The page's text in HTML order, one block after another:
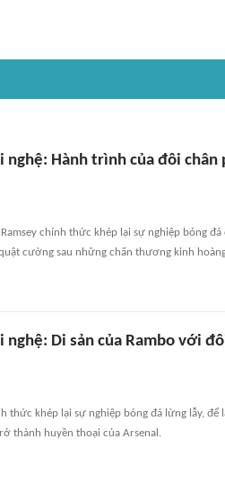
nghệ: Hành trình của đôi
chính thức khép lại sự nghiệp bóng
cường sau những chấn thương kinh
nghệ: Di sản của Rambo với
thức khép lại sự nghiệp bóng đá lừng lẫy, để
thành huyền thoại của Arsenal.